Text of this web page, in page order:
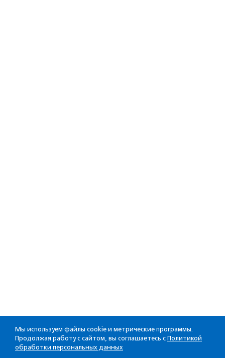
Мы используем файлы cookie и метрические программы.
Продолжая работу с сайтом, вы соглашаетесь с Политикой
обработки персональных данных